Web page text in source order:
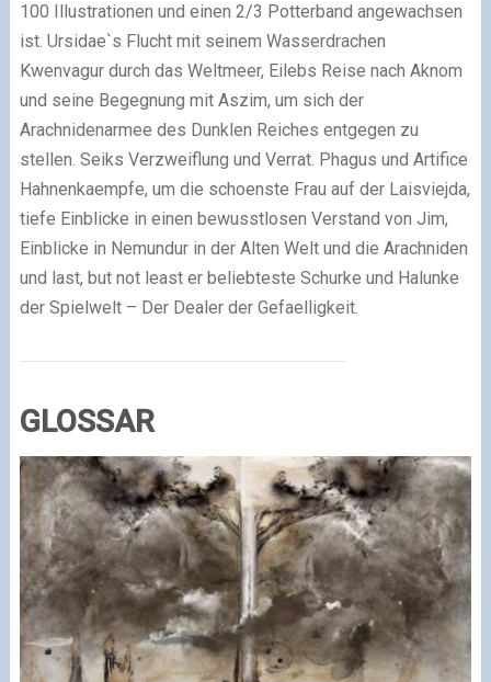
100 Illustrationen und einen 2/3 Potterband angewachsen
ist. Ursidae`s Flucht mit seinem Wasserdrachen
Kwenvagur durch das Weltmeer, Eilebs Reise nach Aknom
und seine Begegnung mit Aszim, um sich der
Arachnidenarmee des Dunklen Reiches entgegen zu
stellen. Seiks Verzweiflung und Verrat. Phagus und Artifice
Hahnenkaempfe, um die schoenste Frau auf der Laisviejda,
tiefe Einblicke in einen bewusstlosen Verstand von Jim,
Einblicke in Nemundur in der Alten Welt und die Arachniden
und last, but not least er beliebteste Schurke und Halunke
der Spielwelt – Der Dealer der Gefaelligkeit.
GLOSSAR